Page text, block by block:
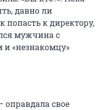
давно ли
попасть к директору,
мужчина с
«незнакомцу»
свое